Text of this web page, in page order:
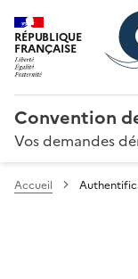
RÉPUBLIQUE
FRANÇAISE
Convention
Vos demandes
Accueil